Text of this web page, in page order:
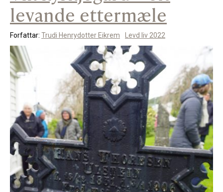
levande ettermæle
Forfattar: Trudi Henrydotter Eikrem Levd liv 2022